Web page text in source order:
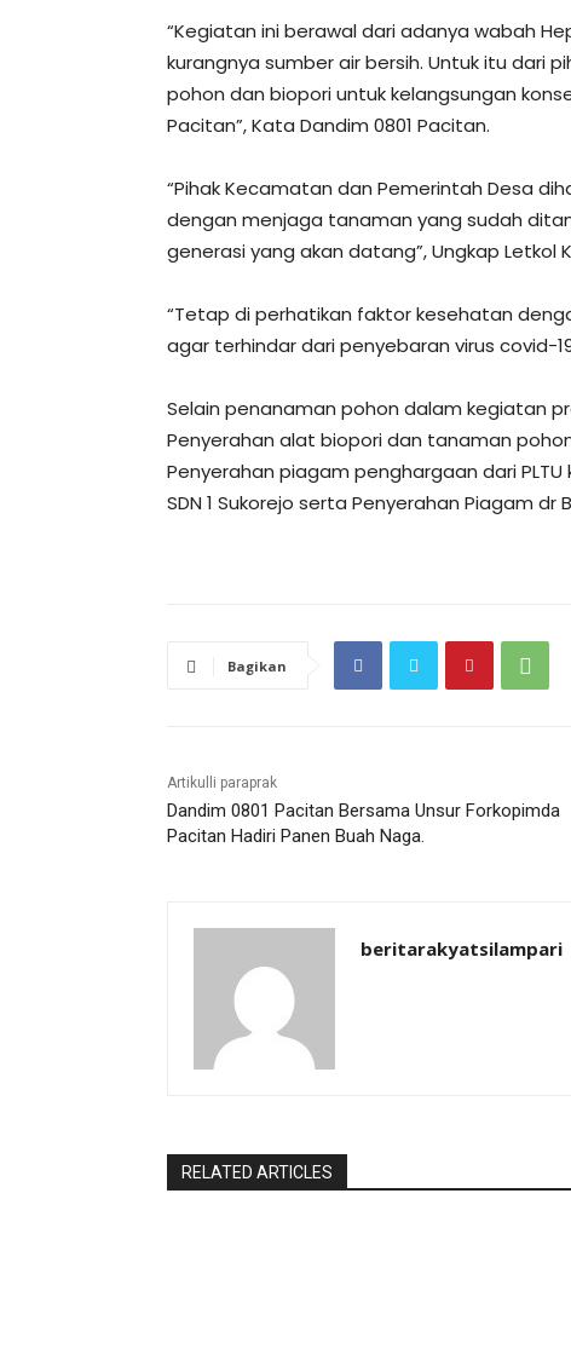
“Kegiatan ini berawal dari adanya wabah
kurangnya sumber air bersih. Untuk itu dari
pohon dan biopori untuk kelangsungan
Pacitan”, Kata Dandim 0801 Pacitan.
“Pihak Kecamatan dan Pemerintah Desa
dengan menjaga tanaman yang sudah
generasi yang akan datang”, Ungkap Letkol
“Tetap di perhatikan faktor kesehatan
agar terhindar dari penyebaran virus covid-
Selain penanaman pohon dalam kegiatan
Penyerahan alat biopori dan tanaman
Penyerahan piagam penghargaan dari PLTU
SDN 1 Sukorejo serta Penyerahan Piagam dr
Bagikan
Artikulli paraprak
Dandim 0801 Pacitan Bersama Unsur Forkopimda
Pacitan Hadiri Panen Buah Naga.
beritarakyatsilampari
RELATED ARTICLES